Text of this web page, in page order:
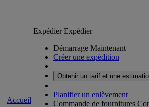
Accueil
ExpédierExpédier
Démarrage Maintenant
Créer une expédition
Obtenir un tarif et une
Planifier un enlèvement
Commande de fournitures